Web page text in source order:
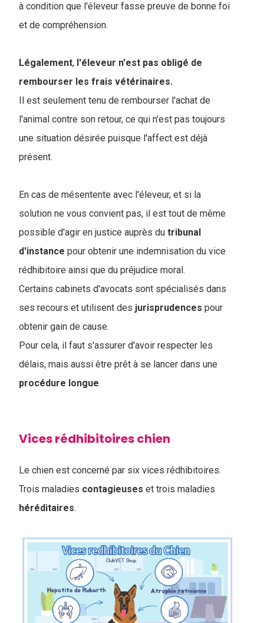
à condition que l'éleveur fasse preuve de bonne foi
et de compréhension.
Légalement, l'éleveur n'est pas obligé de
rembourser les frais vétérinaires.
Il est seulement tenu de rembourser l'achat de
l'animal contre son retour, ce qui n'est pas toujours
une situation désirée puisque l'affect est déjà
présent.
En cas de mésentente avec l'éleveur, et si la
solution ne vous convient pas, il est tout de même
possible d'agir en justice auprès du tribunal
d'instance pour obtenir une indemnisation du vice
rédhibitoire ainsi que du préjudice moral.
Certains cabinets d'avocats sont spécialisés dans
ses recours et utilisent des jurisprudences pour
obtenir gain de cause.
Pour cela, il faut s'assurer d'avoir respecter les
délais, mais aussi être prêt à se lancer dans une
procédure longue.
Vices rédhibitoires chien
Le chien est concerné par six vices rédhibitoires.
Trois maladies contagieuses et trois maladies
héréditaires.